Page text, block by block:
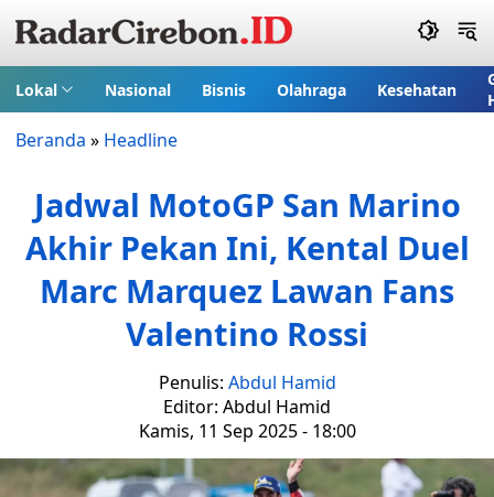
Lokal Nasional Bisnis Olahraga Kesehatan
Beranda » Headline
Jadwal MotoGP San Marino
Akhir Pekan Ini, Kental Duel
Marc Marquez Lawan Fans
Valentino Rossi
Penulis: Abdul Hamid
Editor: Abdul Hamid
Kamis, 11 Sep 2025 - 18:00